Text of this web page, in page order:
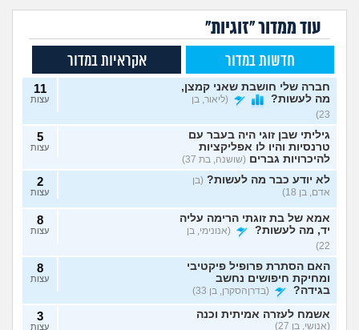
עוד ממדור "זוגיות"
חדשות במדור אקראיות במדור
חברה שלי חושבת שאני קמצן,
מה לעשות?
(ליאור, בן
23)
11
עצות
גיליתי שבן זוגי היה בעבר עם
טרנסיות והיו לו אפליקציות
להיכרויות גברים (שושנה, בת 37)
5
עצות
לא יודע כבר מה לעשות? (בן
אדם, בן 18)
2
עצות
אמא של בת זוגתי הרימה עליה
יד, מה לעשות?
(אנונימי, בן
22)
8
עצות
האם הסתרת פרופיל פיקטיבי
ומחיקת חיפושים נחשב
בגידה?
(בדרןהסקרן, בן 33)
8
עצות
אשמח לעזרה אמיתית וכנה
(אנושי, בן 27)
3
עצות